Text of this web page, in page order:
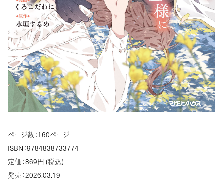
ページ数：160ページ
ISBN：9784838733774
定価：869円 (税込)
発売：2026.03.19